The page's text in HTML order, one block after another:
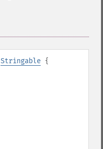
Stringable {